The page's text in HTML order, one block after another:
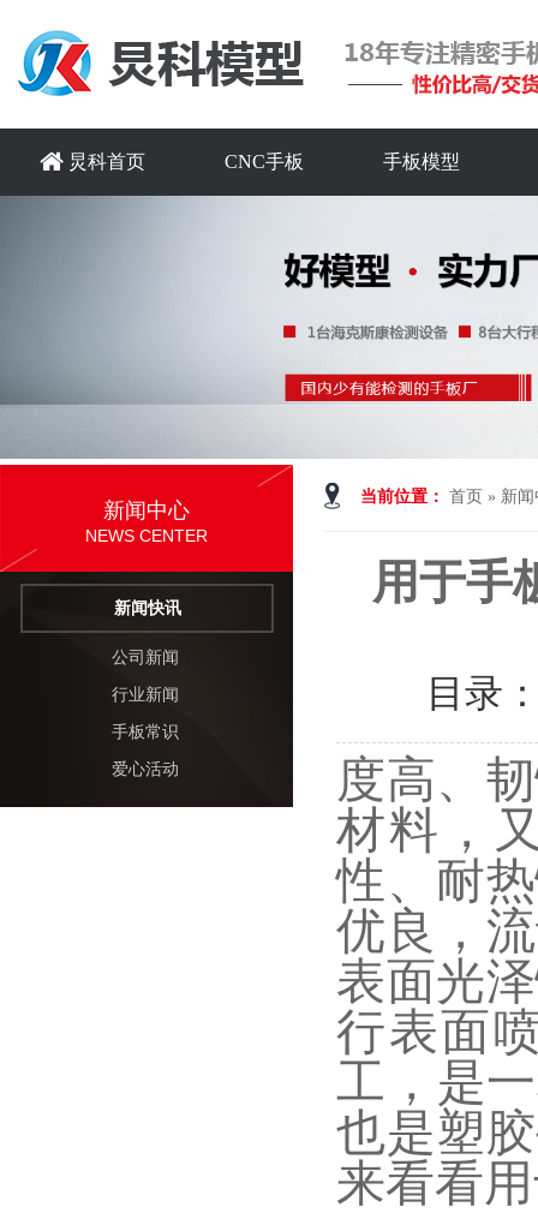
炅科首页 CNC手板 手板模型
当前位置： 首页 » 新
用于手
目录
度高、
材料，
性、耐
优良，
表面光
行表面
工，是
也是塑
来看看
新闻中心
NEWS CENTER
新闻快讯
公司新闻
行业新闻
手板常识
爱心活动